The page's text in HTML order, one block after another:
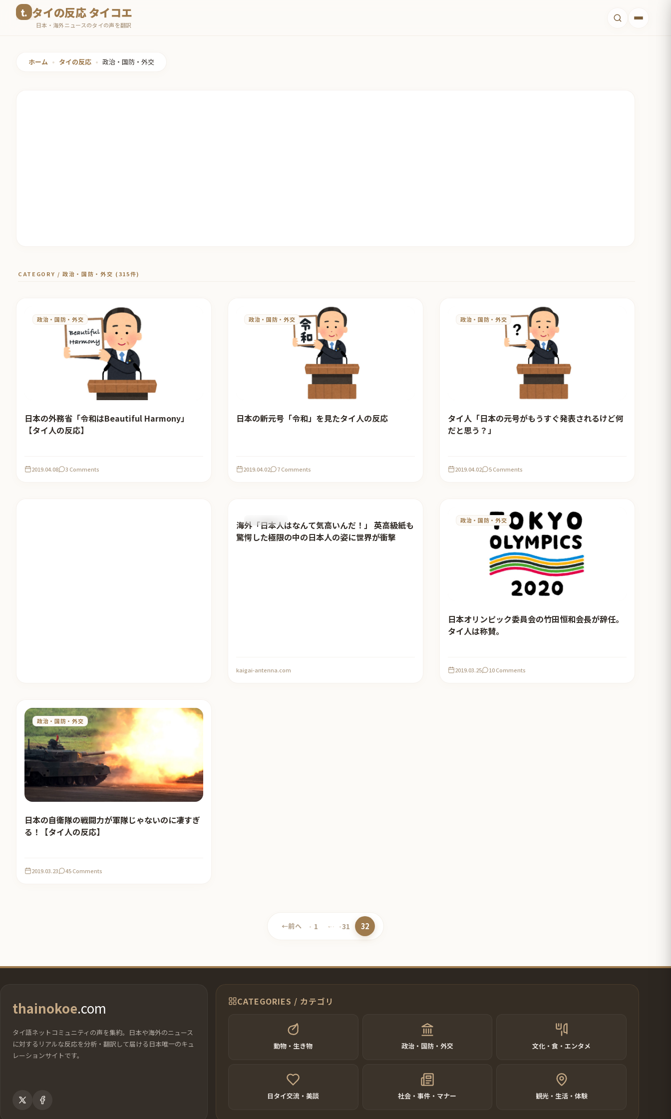
タイの反応 タイコエ
日本・海外ニュースのタイの声を翻訳
ホーム • タイの反応 • 政治・国防・外交
CATEGORY / 政治・国防・外交 (315件)
政治・国防・外交
日本の外務省「令和はBeautiful Harmony」
【タイ人の反応】
2019.04.08 3 Comments
政治・国防・外交
日本の新元号「令和」を見たタイ人の反応
2019.04.02 7 Comments
政治・国防・外交
タイ人「日本の元号がもうすぐ発表されるけど何
だと思う？」
2019.04.02 5 Comments
おすすめ記事
海外「日本人はなんて気高いんだ！」 英高級紙も
驚愕した極限の中の日本人の姿に世界が衝撃
kaigai-antenna.com
政治・国防・外交
日本オリンピック委員会の竹田恒和会長が辞任。
タイ人は称賛。
2019.03.25 10 Comments
政治・国防・外交
日本の自衛隊の戦闘力が軍隊じゃないのに凄すぎ
る！【タイ人の反応】
2019.03.23 45 Comments
←前へ
ペ
1 …
ペ
31
ペ
32
thainokoe.com
タイ語ネットコミュニティの声を集約。日本や海外のニュース
に対するリアルな反応を分析・翻訳して届ける日本唯一のキュ
レーションサイトです。
CATEGORIES / カテゴリ
動物・生き物 政治・国防・外交 文化・食・エンタメ
日タイ交流・美談 社会・事件・マナー 観光・生活・体験